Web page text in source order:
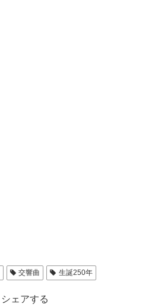
交響曲 生誕250年
シェアする